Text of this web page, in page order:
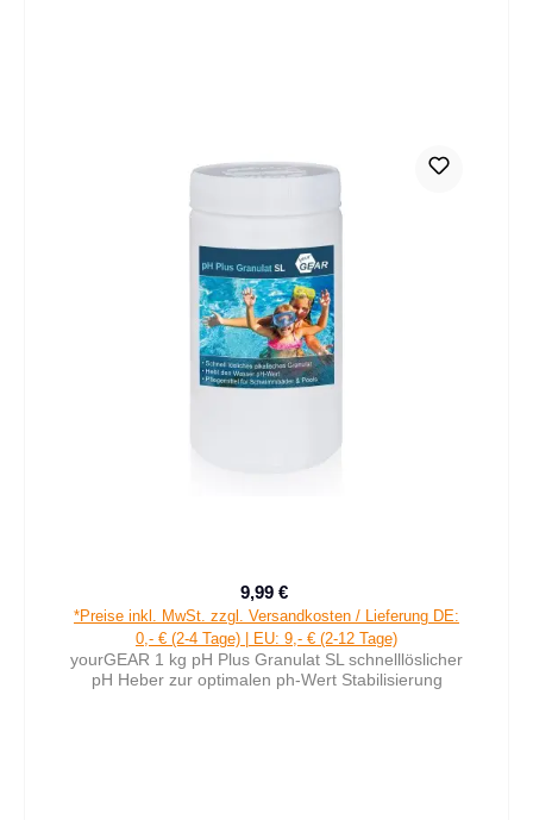
Verkaufspreis:
9,99 €
*Preise inkl. MwSt. zzgl. Versandkosten / Lieferung DE:
0,- € (2-4 Tage) | EU: 9,- € (2-12 Tage)
yourGEAR 1 kg pH Plus Granulat SL schnelllöslicher
pH Heber zur optimalen ph-Wert Stabilisierung